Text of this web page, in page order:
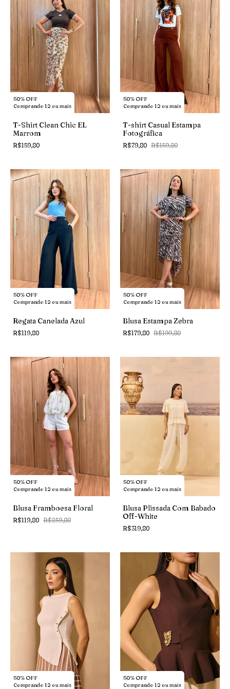
50% OFF
Comprando 12 ou mais
T-Shirt Clean Chic EL
Marrom
R$159,80
50% OFF
Comprando 12 ou mais
T-shirt Casual Estampa
Fotográfica
R$79,80 R$159,80
50% OFF
Comprando 12 ou mais
Regata Canelada Azul
R$119,80
50% OFF
Comprando 12 ou mais
Blusa Estampa Zebra
R$179,80 R$199,80
50% OFF
Comprando 12 ou mais
Blusa Framboesa Floral
R$119,80 R$259,80
50% OFF
Comprando 12 ou mais
Blusa Plissada Com Babado
Off-White
R$319,80
50% OFF
Comprando 12 ou mais
50% OFF
Comprando 12 ou mais